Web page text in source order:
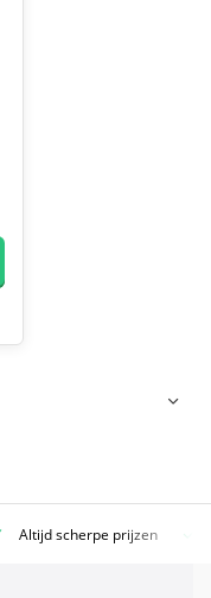
Altijd scherpe prijzen